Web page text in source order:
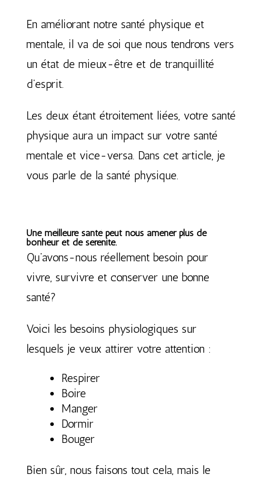
En améliorant notre santé physique et
mentale, il va de soi que nous tendrons vers
un état de mieux-être et de tranquillité
d’esprit.
Les deux étant étroitement liées, votre santé
physique aura un impact sur votre santé
mentale et vice-versa. Dans cet article, je
vous parle de la santé physique.
Une meilleure santé peut nous amener plus de
bonheur et de sérénité.
Qu’avons-nous réellement besoin pour
vivre, survivre et conserver une bonne
santé?
Voici les besoins physiologiques sur
lesquels je veux attirer votre attention :
Respirer
Boire
Manger
Dormir
Bouger
Bien sûr, nous faisons tout cela, mais le